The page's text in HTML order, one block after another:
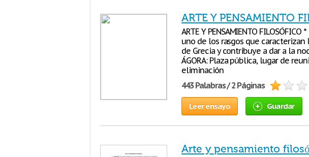
ARTE Y PENSAMIENTO
ARTE Y PENSAMIENTO
uno de los rasgos que
de Grecia y contribuye a dar a la
ÁGORA: Plaza pública, lugar de
eliminación
443 Palabras / 2 Páginas
Leer ensayo Guardar
Arte y pensamiento